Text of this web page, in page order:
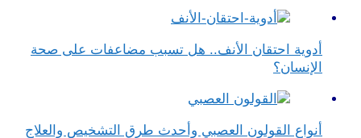
أدوية احتقان الأنف.. هل تسبب مضاعفات على صحة
الإنسان؟
أنواع القولون العصبي وأحدث طرق التشخيص والعلاج